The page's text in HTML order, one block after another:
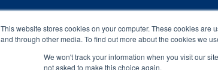
This website stores cookies on your computer. These cookies
and through other media. To find out more about the cookies we
We won't track your information when you visit our
not asked to make this choice again.